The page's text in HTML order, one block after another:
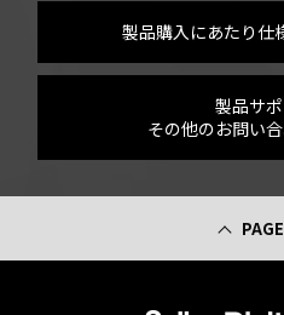
製品購入にあたり仕
製品サ
その他のお問い